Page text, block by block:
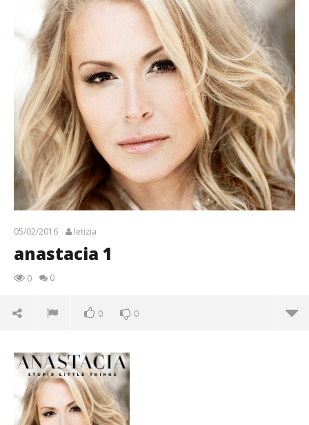
05/02/2016 letizia
anastacia 1
0 0
0 0
05/02/2016
letizia